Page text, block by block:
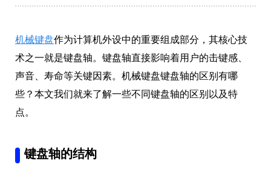
机械键盘作为计算机外设中的重要组成部分，其核心技
术之一就是键盘轴。键盘轴直接影响着用户的击键感、
声音、寿命等关键因素。机械键盘键盘轴的区别有哪
些？本文我们就来了解一些不同键盘轴的区别以及特
点。
键盘轴的结构